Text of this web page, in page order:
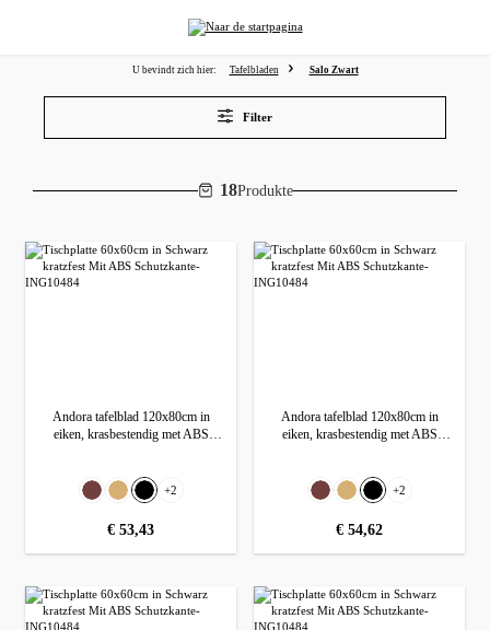
U bevindt zich hier: Tafelbladen Salo Zwart
Filter
18Produkte
Andora tafelblad 120x80cm in
eiken, krasbestendig met ABS
Selecteer
Dunkelbraun (Wenge)
EikenZwart
+2
normale prijs:
€ 53,43
Andora tafelblad 120x80cm in
eiken, krasbestendig met ABS
Selecteer
Dunkelbraun (Wenge)
EikenZwart
+2
normale prijs:
€ 54,62